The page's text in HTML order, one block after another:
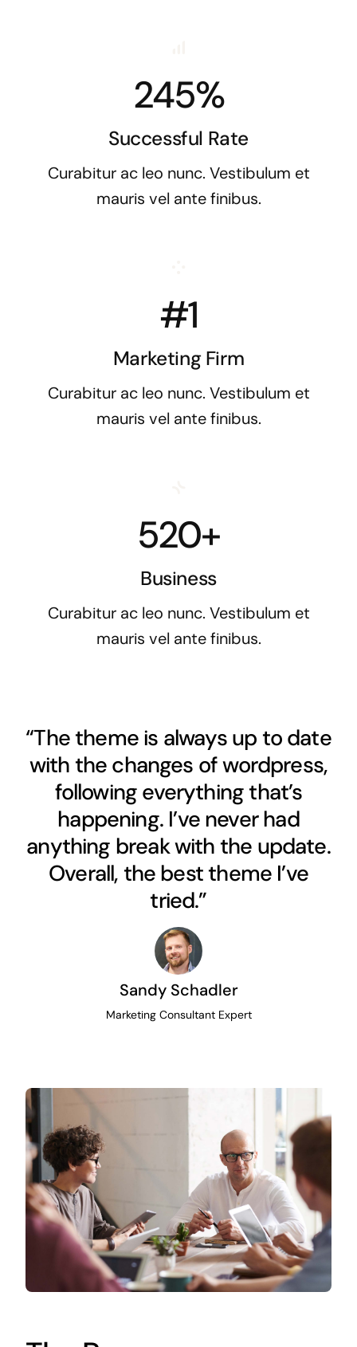
245%
Successful Rate
Curabitur ac leo nunc. Vestibulum et
mauris vel ante finibus.
#1
Marketing Firm
Curabitur ac leo nunc. Vestibulum et
mauris vel ante finibus.
520+
Business
Curabitur ac leo nunc. Vestibulum et
mauris vel ante finibus.
“The theme is always up to date
with the changes of wordpress,
following everything that’s
happening. I’ve never had
anything break with the update.
Overall, the best theme I’ve
tried.”
Sandy Schadler
Marketing Consultant Expert